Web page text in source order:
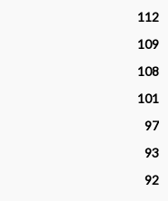
112
109
108
101
97
93
92